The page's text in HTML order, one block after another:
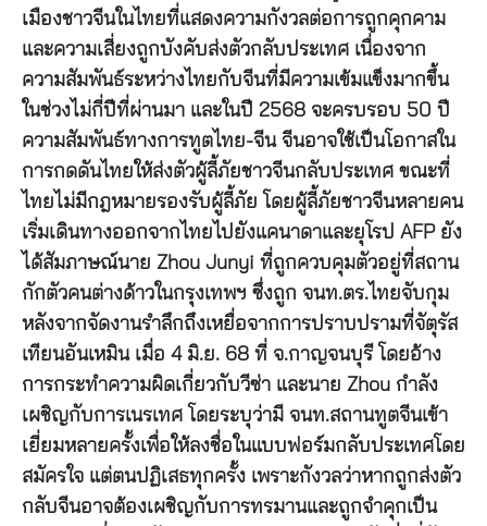
เมืองชาวจีนในไทยที่แสดงความกังวลต่อการถูกคุกคาม
และความเสี่ยงถูกบังคับส่งตัวกลับประเทศ เนื่องจาก
ความสัมพันธ์ระหว่างไทยกับจีนที่มีความเข้มแข็งมากขึ้น
ในช่วงไม่กี่ปีที่ผ่านมา และในปี 2568 จะครบรอบ 50 ปี
ความสัมพันธ์ทางการทูตไทย-จีน จีนอาจใช้เป็นโอกาสใน
การกดดันไทยให้ส่งตัวผู้ลี้ภัยชาวจีนกลับประเทศ ขณะที่
ไทยไม่มีกฎหมายรองรับผู้ลี้ภัย โดยผู้ลี้ภัยชาวจีนหลายคน
เริ่มเดินทางออกจากไทยไปยังแคนาดาและยุโรป AFP ยัง
ได้สัมภาษณ์นาย Zhou Junyi ที่ถูกควบคุมตัวอยู่ที่สถาน
กักตัวคนต่างด้าวในกรุงเทพฯ ซึ่งถูก จนท.ตร.ไทยจับกุม
หลังจากจัดงานรำลึกถึงเหยื่อจากการปราบปรามที่จัตุรัส
เทียนอันเหมิน เมื่อ 4 มิ.ย. 68 ที่ จ.กาญจนบุรี โดยอ้าง
การกระทำความผิดเกี่ยวกับวีซ่า และนาย Zhou กำลัง
เผชิญกับการเนรเทศ โดยระบุว่ามี จนท.สถานทูตจีนเข้า
เยี่ยมหลายครั้งเพื่อให้ลงชื่อในแบบฟอร์มกลับประเทศโดย
สมัครใจ แต่ตนปฏิเสธทุกครั้ง เพราะกังวลว่าหากถูกส่งตัว
กลับจีนอาจต้องเผชิญกับการทรมานและถูกจำคุกเป็น